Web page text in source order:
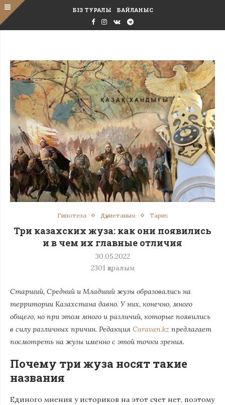
БІЗ ТУРАЛЫ БАЙЛАНЫС
Гипотеза Дүниетаным Тарих
Три казахских жуза: как они появились
и в чем их главные отличия
30.05.2022
2301 қаралым
Старший, Средний и Младший жузы образовались на
территории Казахстана давно. У них, конечно, много
общего, но при этом много и различий, которые появились
в силу различных причин. Редакция Caravan.kz предлагает
посмотреть на жузы именно с этой точки зрения.
Почему три жуза носят такие
названия
Единого мнения у историков на этот счет нет, поэтому